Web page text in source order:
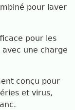
pour laver
pour les
une charge
conçu pour
et virus,